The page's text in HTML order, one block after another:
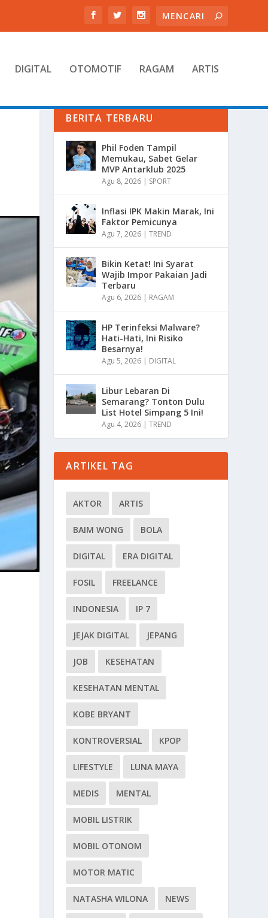
DIGITAL OTOMOTIF RAGAM ARTIS
BERITA TERBARU
Phil Foden Tampil
Memukau, Sabet Gelar
MVP Antarklub 2025
Agu 8, 2026 | SPORT
Inflasi IPK Makin Marak, Ini
Faktor Pemicunya
Agu 7, 2026 |TREND
Bikin Ketat! Ini Syarat
Wajib Impor Pakaian Jadi
Terbaru
Agu 6, 2026 | RAGAM
HP Terinfeksi Malware?
Hati-Hati, Ini Risiko
Besarnya!
Agu 5, 2026 | DIGITAL
Libur Lebaran Di
Semarang? Tonton Dulu
List Hotel Simpang 5 Ini!
Agu 4, 2026 |TREND
ARTIKEL TAG
AKTOR ARTIS
BAIM WONG BOLA
DIGITAL ERA DIGITAL
FOSIL FREELANCE
INDONESIA IP 7
JEJAK DIGITAL JEPANG
JOB KESEHATAN
KESEHATAN MENTAL
KOBE BRYANT
KONTROVERSIAL KPOP
LIFESTYLE LUNA MAYA
MEDIS MENTAL
MOBIL LISTRIK
MOBIL OTONOM
MOTOR MATIC
NATASHA WILONA NEWS